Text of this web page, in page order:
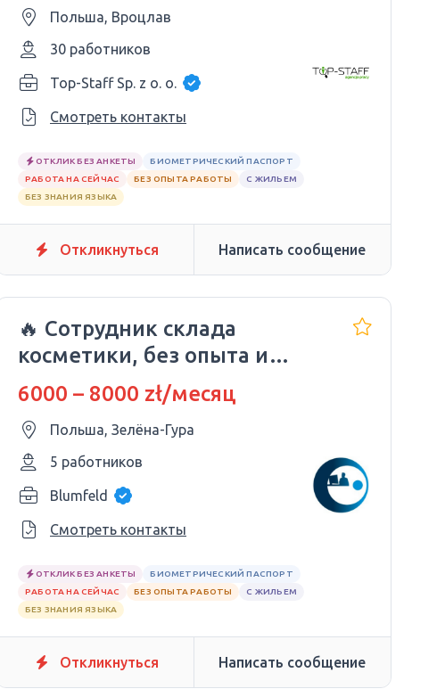
Польша, Вроцлав
30 работников
Top-Staff Sp. z o. o.
Смотреть контакты
ОТКЛИК БЕЗ АНКЕТЫ
БИОМЕТРИЧЕСКИЙ ПАСПОРТ
РАБОТА НА СЕЙЧАС
БЕЗ ОПЫТА РАБОТЫ
С ЖИЛЬЕМ
БЕЗ ЗНАНИЯ ЯЗЫКА
Откликнуться Написать сообщение
🔥 Сотрудник склада
косметики, без опыта и
знания языка
6000 – 8000 zł/месяц
Польша, Зелёна-Гура
5 работников
Blumfeld
Смотреть контакты
ОТКЛИК БЕЗ АНКЕТЫ
БИОМЕТРИЧЕСКИЙ ПАСПОРТ
РАБОТА НА СЕЙЧАС
БЕЗ ОПЫТА РАБОТЫ
С ЖИЛЬЕМ
БЕЗ ЗНАНИЯ ЯЗЫКА
Откликнуться Написать сообщение